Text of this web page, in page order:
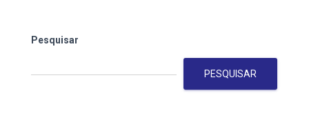
Pesquisar
PESQUISAR